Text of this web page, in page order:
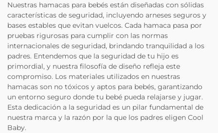
Nuestras hamacas para bebés están diseñadas con sólidas
características de seguridad, incluyendo arneses seguros y
bases estables que evitan vuelcos. Cada hamaca pasa por
pruebas rigurosas para cumplir con las normas
internacionales de seguridad, brindando tranquilidad a los
padres. Entendemos que la seguridad de tu hijo es
primordial, y nuestra filosofía de diseño refleja este
compromiso. Los materiales utilizados en nuestras
hamacas son no tóxicos y aptos para bebés, garantizando
un entorno seguro donde tu bebé pueda relajarse y jugar.
Esta dedicación a la seguridad es un pilar fundamental de
nuestra marca y la razón por la que los padres eligen Cool
Baby.